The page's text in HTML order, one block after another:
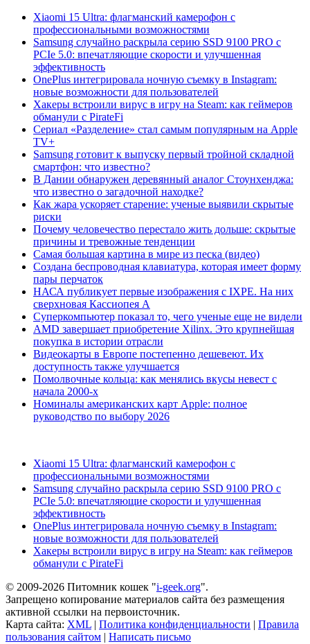
Xiaomi 15 Ultra: флагманский камерофон с
профессиональными возможностями
Samsung случайно раскрыла серию SSD 9100 PRO с
PCIe 5.0: впечатляющие скорости и улучшенная
эффективность
OnePlus интегрировала ночную съемку в Instagram:
новые возможности для пользователей
Хакеры встроили вирус в игру на Steam: как геймеров
обманули с PirateFi
Сериал «Разделение» стал самым популярным на Apple
TV+
Samsung готовит к выпуску первый тройной складной
смартфон: что известно?
В Дании обнаружен деревянный аналог Стоунхенджа:
что известно о загадочной находке?
Как жара ускоряет старение: ученые выявили скрытые
риски
Почему человечество перестало жить дольше: скрытые
причины и тревожные тенденции
Самая большая картина в мире из песка (видео)
Создана беспроводная клавиатура, которая имеет форму
пары перчаток
НАСА публикует первые изображения с IXPE. На них
сверхновая Кассиопея А
Суперкомпьютер показал то, чего ученые еще не видели
AMD завершает приобретение Xilinx. Это крупнейшая
покупка в истории отрасли
Видеокарты в Европе постепенно дешевеют. Их
доступность также улучшается
Помолвочные кольца: как менялись вкусы невест с
начала 2000-х
Номиналы американских карт Apple: полное
руководство по выбору 2026
Xiaomi 15 Ultra: флагманский камерофон с
профессиональными возможностями
Samsung случайно раскрыла серию SSD 9100 PRO с
PCIe 5.0: впечатляющие скорости и улучшенная
эффективность
OnePlus интегрировала ночную съемку в Instagram:
новые возможности для пользователей
Хакеры встроили вирус в игру на Steam: как геймеров
обманули с PirateFi
© 2009-2026 Питомник кошек "i-geek.org".
Запрещено копирование материалов сайта без размещения
активной ссылки на первоисточник.
Карта сайта: XML | Политика конфиденциальности | Правила
пользования сайтом | Написать письмо